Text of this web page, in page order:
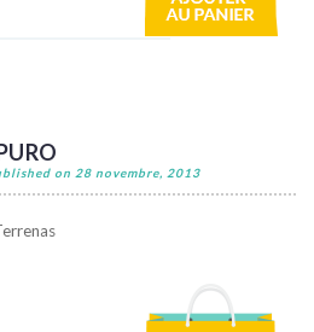
on 28 novembre, 2013